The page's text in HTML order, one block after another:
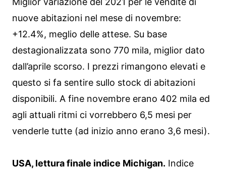
nuove abitazioni nel mese di novembre:
+12.4%, meglio delle attese. Su base
destagionalizzata sono 770 mila, miglior dato
dall’aprile scorso. I prezzi rimangono elevati e
questo si fa sentire sullo stock di abitazioni
disponibili. A fine novembre erano 402 mila ed
agli attuali ritmi ci vorrebbero 6,5 mesi per
venderle tutte (ad inizio anno erano 3,6 mesi).
USA, lettura finale indice Michigan. Indice